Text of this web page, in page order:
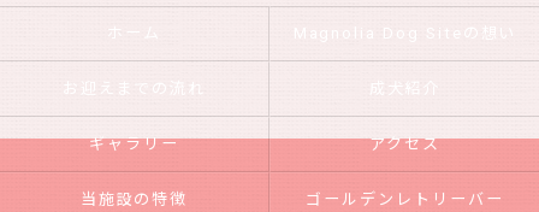
ホーム Magnolia Dog Siteの想い
お迎えまでの流れ 成犬紹介
ギャラリー アクセス
当施設の特徴 ゴールデンレトリーバー